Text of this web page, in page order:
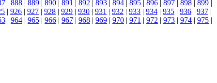
| 888 | 889 | 890 | 891 | 892 | 893 | 894 | 895 | 896 | 897 | 898 | 899 |
| 926 | 927 | 928 | 929 | 930 | 931 | 932 | 933 | 934 | 935 | 936 | 937 |
| 964 | 965 | 966 | 967 | 968 | 969 | 970 | 971 | 972 | 973 | 974 | 975 |